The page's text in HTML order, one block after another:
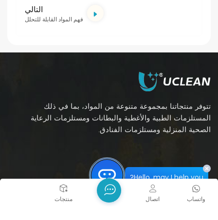
التالي
فهم المواد القابلة للتحلل
تتوفر منتجاتنا بمجموعة متنوعة من المواد، بما في ذلك
المستلزمات الطبية والأغطية والبطانات ومستلزمات الرعاية
الصحية المنزلية ومستلزمات الفنادق.
بيت منتجات واتساب اتصال
Hello, may I help you?